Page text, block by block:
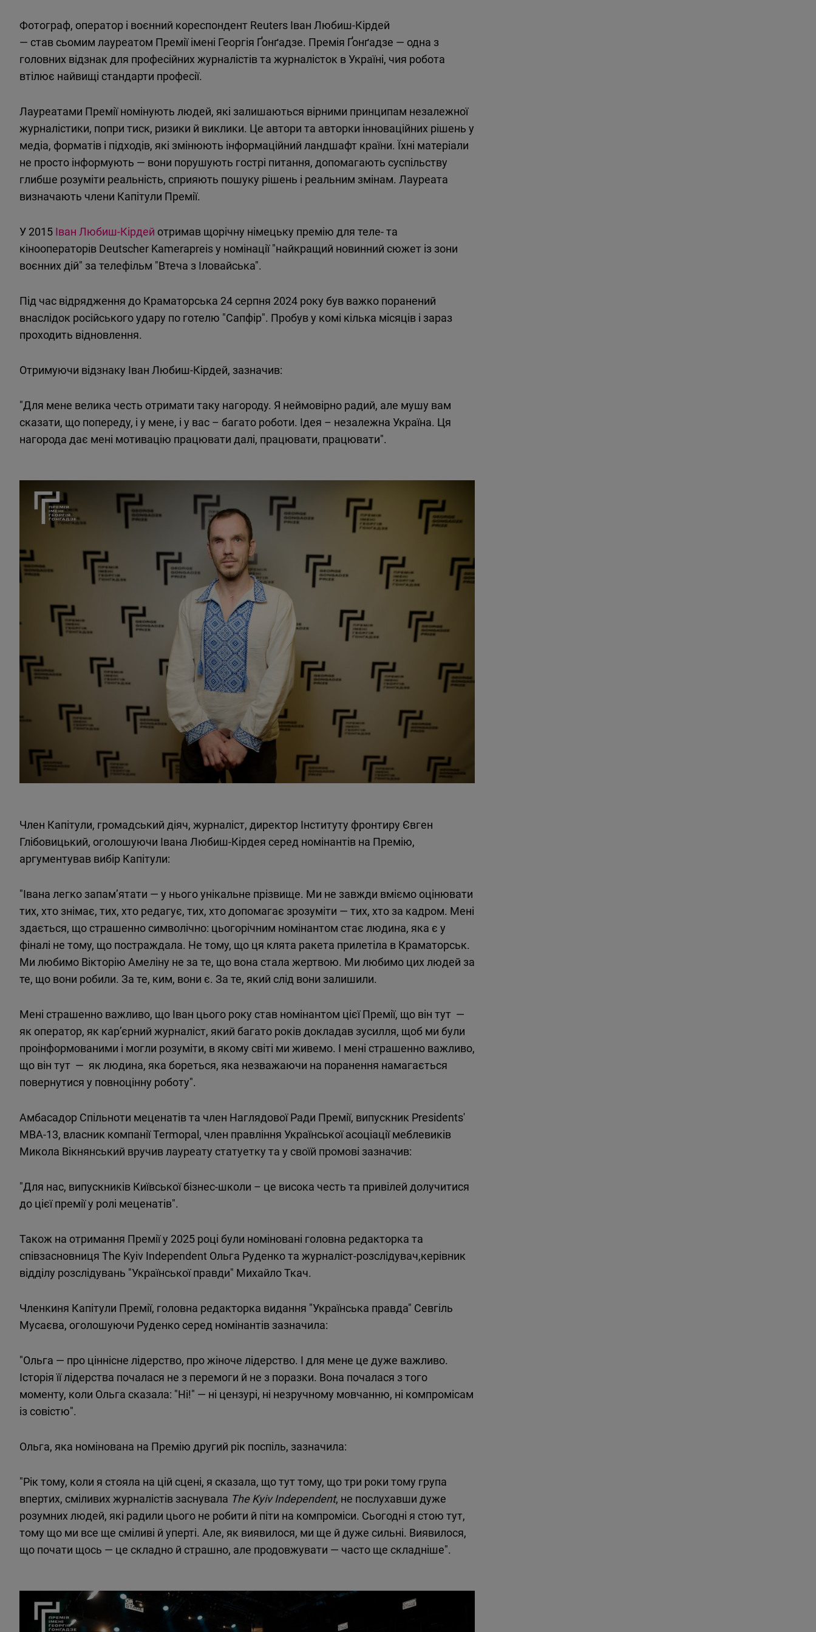
Фотограф, оператор і воєнний кореспондент Reuters Іван Любиш-Кірдей
— став сьомим лауреатом Премії імені Георгія Ґонґадзе. Премія Ґонґадзе — одна з
головних відзнак для професійних журналістів та журналісток в Україні, чия робота
втілює найвищі стандарти професії.
Лауреатами Премії номінують людей, які залишаються вірними принципам незалежної
журналістики, попри тиск, ризики й виклики. Це автори та авторки інноваційних рішень у
медіа, форматів і підходів, які змінюють інформаційний ландшафт країни. Їхні матеріали
не просто інформують — вони порушують гострі питання, допомагають суспільству
глибше розуміти реальність, сприяють пошуку рішень і реальним змінам. Лауреата
визначають члени Капітули Премії.
У 2015 Іван Любиш-Кірдей отримав щорічну німецьку премію для теле-та
кінооператорів Deutscher Kamerapreis у номінації"найкращий новинний сюжет із зони
воєннихдій" за телефільм "Втеча з Іловайська".
Під час відрядження до Краматорська 24 серпня 2024 року був важко поранений
внаслідок російськогоудару по готелю "Сапфір". Пробуву комі кілька місяців і зараз
проходить відновлення.
Отримуючи відзнаку Іван Любиш-Кірдей, зазначив:
"Для мене велика честь отримати таку нагороду. Я неймовірно радий, але мушу вам
сказати, що попереду, і у мене, і у вас – багато роботи. Ідея – незалежна Україна. Ця
нагорода дає мені мотивацію працювати далі, працювати, працювати".
Член Капітули, громадський діяч, журналіст, директор Інституту фронтиру Євген
Глібовицький, оголошуючи Івана Любиш-Кірдея серед номінантів на Премію,
аргументував вибір Капітули:
"Івана легко запам’ятати — у нього унікальне прізвище. Ми не завжди вміємо оцінювати
тих, хто знімає, тих, хто редагує, тих, хто допомагає зрозуміти — тих, хто за кадром. Мені
здається, що страшенно символічно: цьогорічним номінантом стає людина, яка є у
фіналі не тому, що постраждала. Не тому, що ця клята ракета прилетіла в Краматорськ.
Ми любимо Вікторію Амеліну не за те, що вона стала жертвою. Ми любимо цих людей за
те, що вони робили. За те, ким, вони є. За те, який слід вони залишили.
Мені страшенно важливо, що Іван цього року став номінантом цієї Премії, що він тут —
як оператор, як кар’єрний журналіст, який багато років докладав зусилля, щоб ми були
проінформованими і могли розуміти, в якому світі ми живемо. І мені страшенно важливо,
що він тут — як людина, яка бореться, яка незважаючи на поранення намагається
повернутися у повноцінну роботу".
Амбасадор Спільноти меценатів та член Наглядової Ради Премії, випускник Presidents'
MBA-13, власник компанії Termopal, член правління Української асоціації меблевиків
Микола Вікнянський вручив лауреату статуетку та у своїй промові зазначив:
"Для нас, випускників Київської бізнес-школи – це висока честь та привілей долучитися
до цієї премії у ролі меценатів".
Також на отримання Премії у 2025 році були номіновані головна редакторка та
співзасновниця The Kyiv Independent Ольга Руденко та журналіст-розслідувач,керівник
відділу розслідувань "Української правди" Михайло Ткач.
Членкиня Капітули Премії, головна редакторка видання "Українська правда" Севгіль
Мусаєва, оголошуючи Руденко серед номінантів зазначила:
"Ольга — про ціннісне лідерство, про жіноче лідерство. І для мене це дуже важливо.
Історія її лідерства почалася не з перемоги й не з поразки. Вона почалася з того
моменту, коли Ольга сказала: "Ні!" — ні цензурі, ні незручному мовчанню, ні компромісам
із совістю".
Ольга, яка номінована на Премію другий рік поспіль, зазначила:
"Рік тому, коли я стояла на цій сцені, я сказала, що тут тому, що три роки тому група
впертих, сміливих журналістів заснувала The Kyiv Independent, не послухавши дуже
розумних людей, які радили цього не робити й піти на компроміси. Сьогодні я стою тут,
тому що ми все ще сміливі й уперті. Але, як виявилося, ми ще й дуже сильні. Виявилося,
що почати щось — це складно й страшно, але продовжувати — часто ще складніше".
Newsletter2go
Podigee
Embed
D.Vinci
Embed